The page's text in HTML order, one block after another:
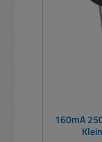
160mA